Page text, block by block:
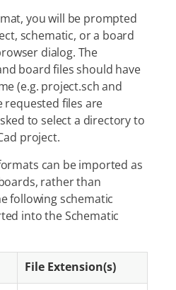
you will be prompted
schematic, or a board
dialog. The
board files should have
(e.g. project.sch and
requested files are
to select a directory to
project.
can be imported as
rather than
following schematic
into the Schematic
File Extension(s)